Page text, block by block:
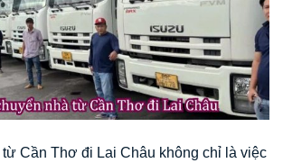
Cần Thơ đi Lai Châu không chỉ là việc